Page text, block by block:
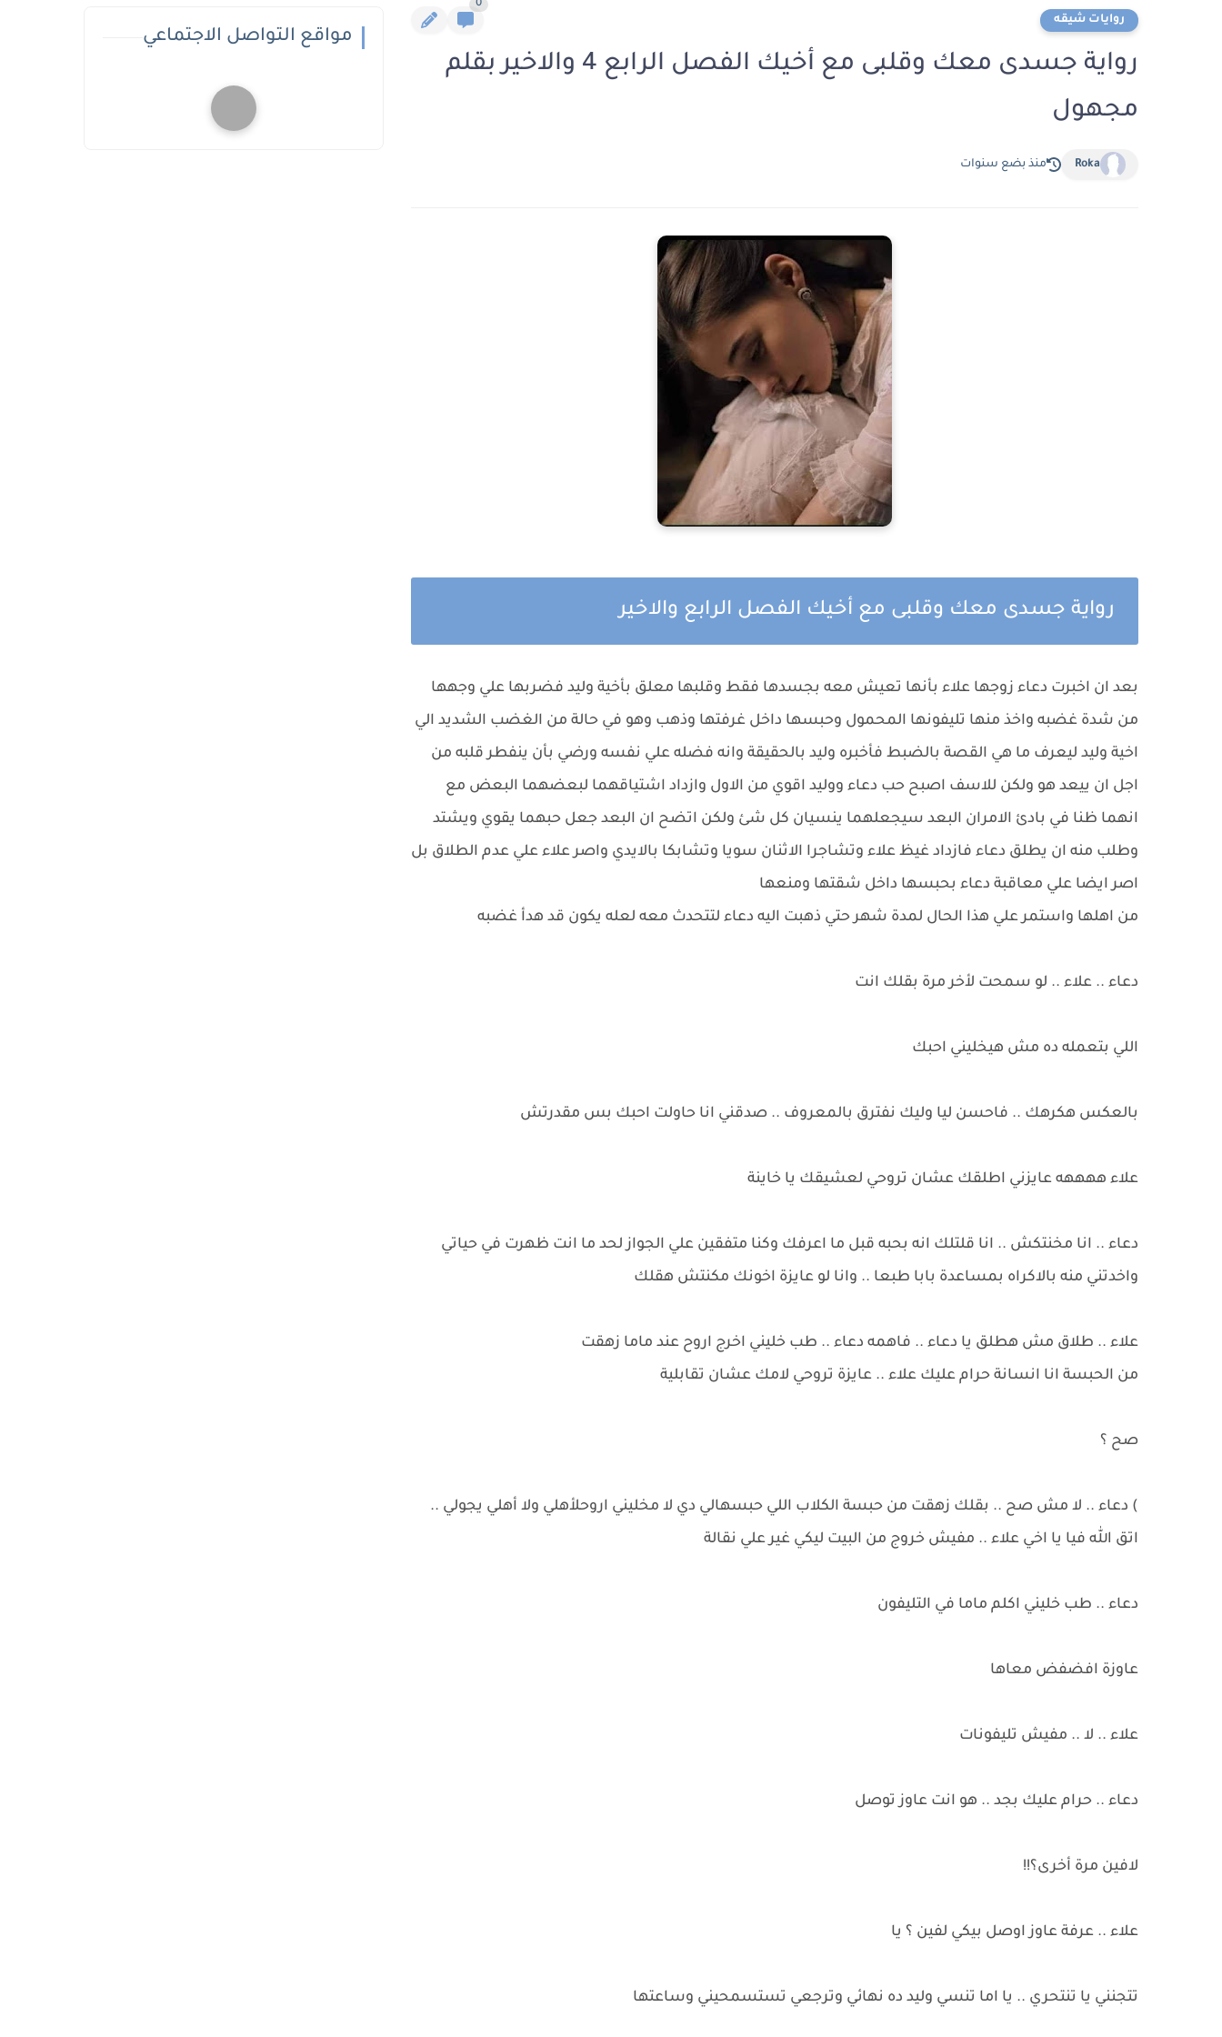
روايات شيقه
0
رواية جسدى معك وقلبى مع أخيك الفصل الرابع 4 والاخير بقلم
مجهول
Roka منذ بضع سنوات
رواية جسدى معك وقلبى مع أخيك الفصل الرابع والاخير
بعد ان اخبرت دعاء زوجها علاء بأنها تعيش معه بجسدها فقط وقلبها معلق بأخية وليد فضربها علي وجهها
من شدة غضبه واخذ منها تليفونها المحمول وحبسها داخل غرفتها وذهب وهو في حالة من الغضب الشديد الي
اخية وليد ليعرف ما هي القصة بالضبط فأخبره وليد بالحقيقة وانه فضله علي نفسه ورضي بأن ينفطر قلبه من
اجل ان ييعد هو ولكن للاسف اصبح حب دعاء ووليد اقوي من الاول وازداد اشتياقهما لبعضهما البعض مع
انهما ظنا في بادئ الامران البعد سيجعلهما ينسيان كل شئ ولكن اتضح ان البعد جعل حبهما يقوي ويشتد
وطلب منه ان يطلق دعاء فازداد غيظ علاء وتشاجرا الاثنان سويا وتشابكا بالايدي واصر علاء علي عدم الطلاق بل
اصر ايضا علي معاقبة دعاء بحبسها داخل شقتها ومنعها
من اهلها واستمر علي هذا الحال لمدة شهر حتي ذهبت اليه دعاء لتتحدث معه لعله يكون قد هدأ غضبه
دعاء .. علاء .. لو سمحت لأخر مرة بقلك انت
اللي بتعمله ده مش هيخليني احبك
بالعكس هكرهك .. فاحسن ليا وليك نفترق بالمعروف .. صدقني انا حاولت احبك بس مقدرتش
علاء ههههه عايزني اطلقك عشان تروحي لعشيقك يا خاينة
دعاء .. انا مخنتكش .. انا قلتلك انه بحبه قبل ما اعرفك وكنا متفقين علي الجواز لحد ما انت ظهرت في حياتي
واخدتني منه بالاكراه بمساعدة بابا طبعا .. وانا لو عايزة اخونك مكنتش هقلك
علاء .. طلاق مش هطلق يا دعاء .. فاهمه دعاء .. طب خليني اخرج اروح عند ماما زهقت
من الحبسة انا انسانة حرام عليك علاء .. عايزة تروحي لامك عشان تقابلية
صح ؟
) دعاء .. لا مش صح .. بقلك زهقت من حبسة الكلاب اللي حبسهالي دي لا مخليني اروحلأهلي ولا أهلي يجولي ..
اتق الله فيا يا اخي علاء .. مفيش خروج من البيت ليكي غير علي نقالة
دعاء .. طب خليني اكلم ماما في التليفون
عاوزة افضفض معاها
علاء .. لا .. مفيش تليفونات
دعاء .. حرام عليك بجد .. هو انت عاوز توصل
لافين مرة أخرى؟!!
علاء .. عرفة عاوز اوصل بيكي لفين ؟ يا
تتجنني يا تنتحري .. يا اما تنسي وليد ده نهائي وترجعي تستسمحيني وساعتها
مواقع التواصل الاجتماعي